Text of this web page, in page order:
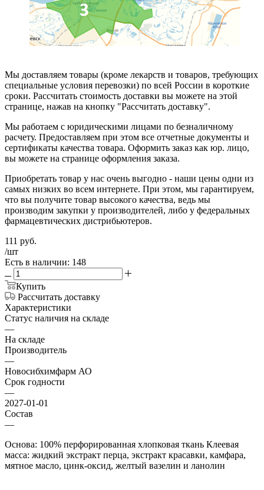
Мы доставляем товары (кроме лекарств и товаров, требующих
специальные условия перевозки) по всей России в короткие
сроки. Рассчитать стоимость доставки вы можете на этой
странице, нажав на кнопку "Рассчитать доставку".
Мы работаем с юридическими лицами по безналичному
расчету. Предоставляем при этом все отчетные документы и
сертификаты качества товара. Оформить заказ как юр. лицо,
вы можете на странице оформления заказа.
Приобретать товар у нас очень выгодно - наши цены одни из
самых низких во всем интернете. При этом, мы гарантируем,
что вы получите товар высокого качества, ведь мы
производим закупки у производителей, либо у федеральных
фармацевтических дистрибьютеров.
111 руб.
/шт
Есть в наличии: 148
Купить
Рассчитать доставку
Характеристики
Статус наличия на складе
—
На складе
Производитель
—
Новосибхимфарм АО
Срок годности
—
2027-01-01
Состав
—
Основа: 100% перфорированная хлопковая ткань Клеевая
масса: жидкий экстракт перца, экстракт красавки, камфара,
мятное масло, цинк-оксид, желтый вазелин и ланолин